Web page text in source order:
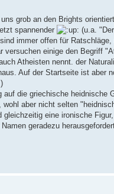
grob an den Brights
spannender
(u.a.
immer offen für
einige den Begriff
Atheisten nennt. der
Auf der Startseite ist
die griechische heidnische
aber nicht selten
eine ironische
geradezu